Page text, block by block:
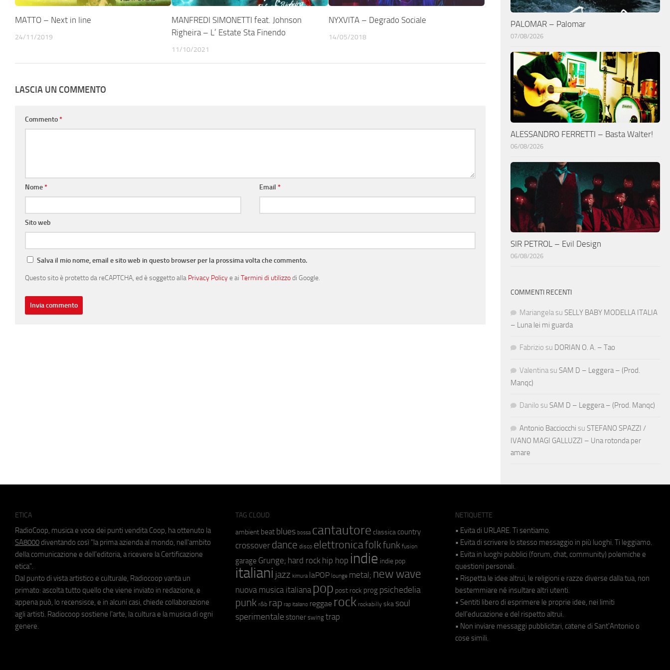
MATTO – Next in line
24/11/2019
MANFREDI SIMONETTI feat. Johnson
Righeira – L’ Estate Sta Finendo
11/10/2021
NYXVITA – Degrado Sociale
14/05/2018
LASCIA UN COMMENTO
Commento*
Nome* Email*
Sito web
Salva il mio nome, email e sito web in questo browser per la prossima volta che commento.
Questo sito è protetto da reCAPTCHA, ed è soggetto alla Privacy Policye ai Termini di utilizzodi Google.
PALOMAR – Palomar
07/08/2026
ALESSANDRO FERRETTI – Basta Walter!
06/08/2026
SIR PETROL – Evil Design
06/08/2026
COMMENTI RECENTI
Mariangela su SELLY BABY MODELLA ITALIA
– Luna lei mi guarda
Fabrizio su DORIAN O. A. – Tao
Valentina su SAM D – Leggera – (Prod.
Manqc)
Danilo su SAM D – Leggera – (Prod. Manqc)
Antonio Bacciocchi su STEFANO SPAZZI /
IVANO MAGI GALLUZZI – Una rotonda per
amare
ETICA
RadioCoop, musica e voce dei punti vendita Coop, ha ottenuto la
SA8000 diventando così "la prima azienda al mondo, nell'ambito
della comunicazione e dell'editoria, a ricevere la Certificazione
etica".
Dal punto di vista artistico e culturale, Radiocoop vanta un
primato: ascolta tutto quello che viene inviato in redazione, e
appena può, lo recensisce, e in alcuni casi, chiede collaborazione
agli artisti. Radiocoop sostiene l'arte, la cultura e la musica di ogni
genere.
TAG CLOUD
ambient beat blues bossa cantautore classica country
crossover dance disco elettronicafolkfunk fusion
garage Grunge; hard rock hip hop indie indie pop
italiani jazz kimura laPOP lounge metal; new wave
nuova musica italiana pop post rock prog psichedelia
punk r&b rap rap italiano reggae rock rockabilly ska soul
sperimentale stoner swing trap
NETIQUETTE
• Evita di URLARE. Ti sentiamo.
• Evita di scrivere lo stesso messaggio in più luoghi. Ti leggiamo.
• Evita in luoghi pubblici (forum, chat, community) polemiche e
questioni personali.
• Rispetta le idee altrui, le religioni e razze diverse dalla tua, non
bestemmiare né insultare altri utenti.
• Sentiti libero di esprimere le proprie idee, nei limiti
dell'educazione e del rispetto altrui.
• Non inviare messaggi pubblicitari, catene di Sant'Antonio o
cose simili.